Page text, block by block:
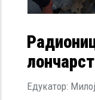
Едукатор: